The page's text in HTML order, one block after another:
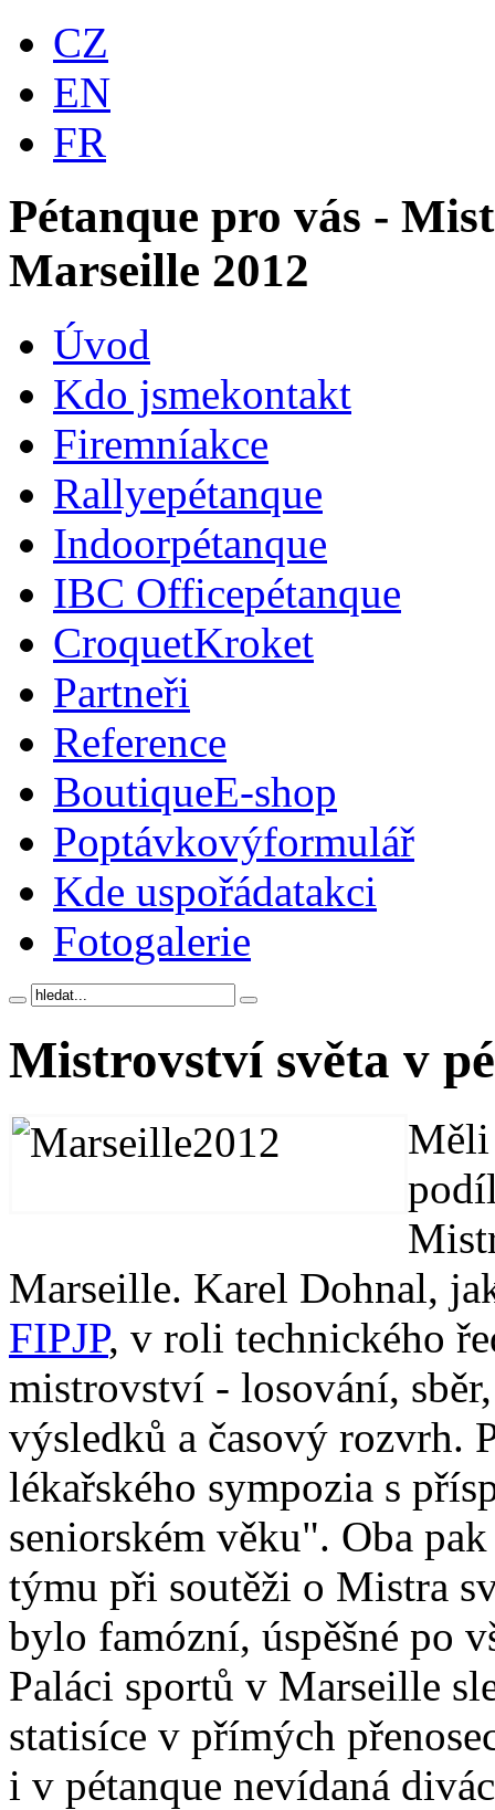
CZ
EN
FR
Pétanque pro vás -
Marseille 2012
Úvod
Kdo jsmekontakt
Firemníakce
Rallyepétanque
Indoorpétanque
IBC Officepétanque
CroquetKroket
Partneři
Reference
BoutiqueE-shop
Poptávkovýformulář
Kde uspořádatakci
Fotogalerie
Mistrovství světa v
Měli
Marseille. Karel Dohnal,
FIPJP, v roli technického
mistrovství - losování,
výsledků a časový rozvrh.
lékařského sympozia s
seniorském věku". Oba
týmu při soutěži o Mistra
bylo famózní, úspěšné po
Paláci sportů v Marseille
statisíce v přímých
i v pétanque nevídaná